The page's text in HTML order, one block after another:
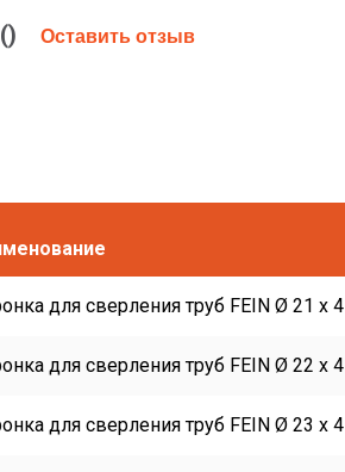
) Оставить отзыв
для сверления труб FEIN Ø 21 x 4
для сверления труб FEIN Ø 22 x 4
для сверления труб FEIN Ø 23 x 4